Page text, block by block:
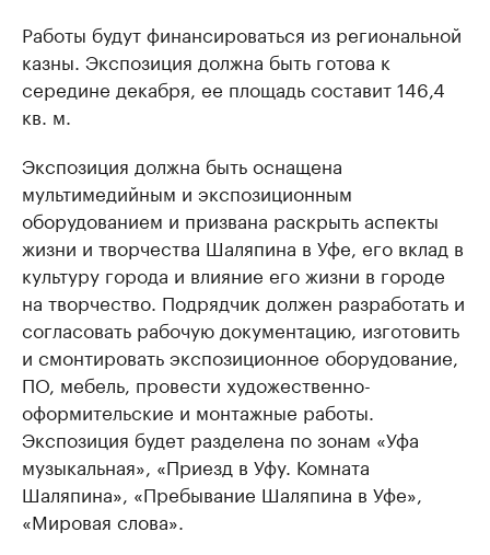
Работы будут финансироваться из региональной
казны. Экспозиция должна быть готова к
середине декабря, ее площадь составит 146,4
кв. м.
Экспозиция должна быть оснащена
мультимедийным и экспозиционным
оборудованием и призвана раскрыть аспекты
жизни и творчества Шаляпина в Уфе, его вклад в
культуру города и влияние его жизни в городе
на творчество. Подрядчик должен разработать и
согласовать рабочую документацию, изготовить
и смонтировать экспозиционное оборудование,
ПО, мебель, провести художественно-
оформительские и монтажные работы.
Экспозиция будет разделена по зонам «Уфа
музыкальная», «Приезд в Уфу. Комната
Шаляпина», «Пребывание Шаляпина в Уфе»,
«Мировая слова».